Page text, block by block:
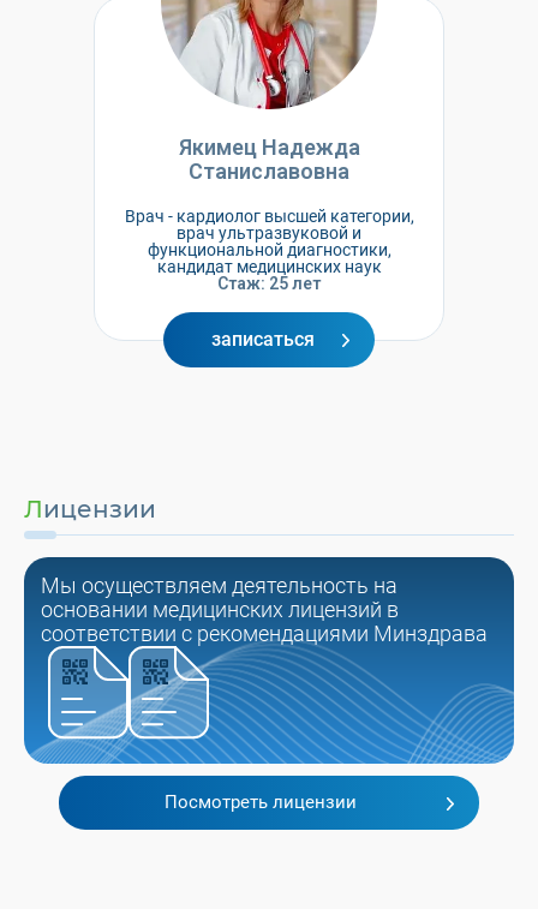
Лицензии
Мы осуществляем деятельность на
основании медицинских лицензий в
соответствии с рекомендациями Минздрава
Посмотреть лицензии
Якимец Надежда
Станиславовна
Врач - кардиолог высшей категории,
врач ультразвуковой и
функциональной диагностики,
кандидат медицинских наук
Стаж: 25 лет
записаться